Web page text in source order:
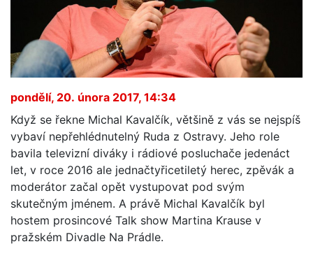
pondělí, 20. února 2017, 14:34
Když se řekne Michal Kavalčík, většině z vás se nejspíš
vybaví nepřehlédnutelný Ruda z Ostravy. Jeho role
bavila televizní diváky i rádiové posluchače jedenáct
let, v roce 2016 ale jednačtyřicetiletý herec, zpěvák a
moderátor začal opět vystupovat pod svým
skutečným jménem. A právě Michal Kavalčík byl
hostem prosincové Talk show Martina Krause v
pražském Divadle Na Prádle.